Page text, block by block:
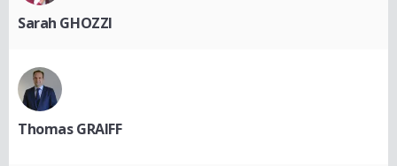
Sarah GHOZZI
Thomas GRAIFF